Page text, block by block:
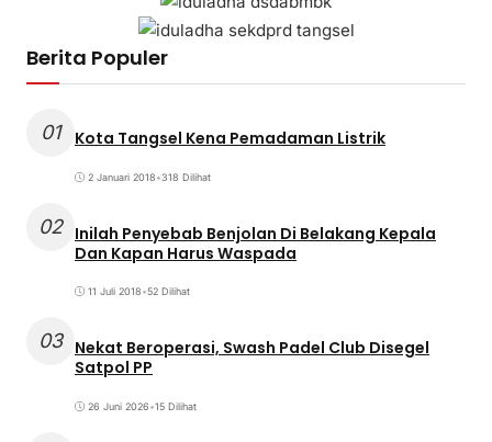
Berita Populer
01 Kota Tangsel Kena Pemadaman Listrik
2 Januari 2018•318 Dilihat
02 Inilah Penyebab Benjolan Di Belakang Kepala
Dan Kapan Harus Waspada
11 Juli 2018•52 Dilihat
03 Nekat Beroperasi, Swash Padel Club Disegel
Satpol PP
26 Juni 2026•15 Dilihat